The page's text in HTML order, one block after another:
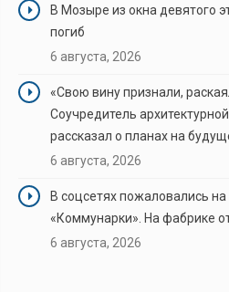
В Мозыре из окна девятого
погиб
6 августа, 2026
«Свою вину признали,
Соучредитель
рассказал о планах на
6 августа, 2026
В соцсетях пожаловались
«Коммунарки». На фабрике
6 августа, 2026